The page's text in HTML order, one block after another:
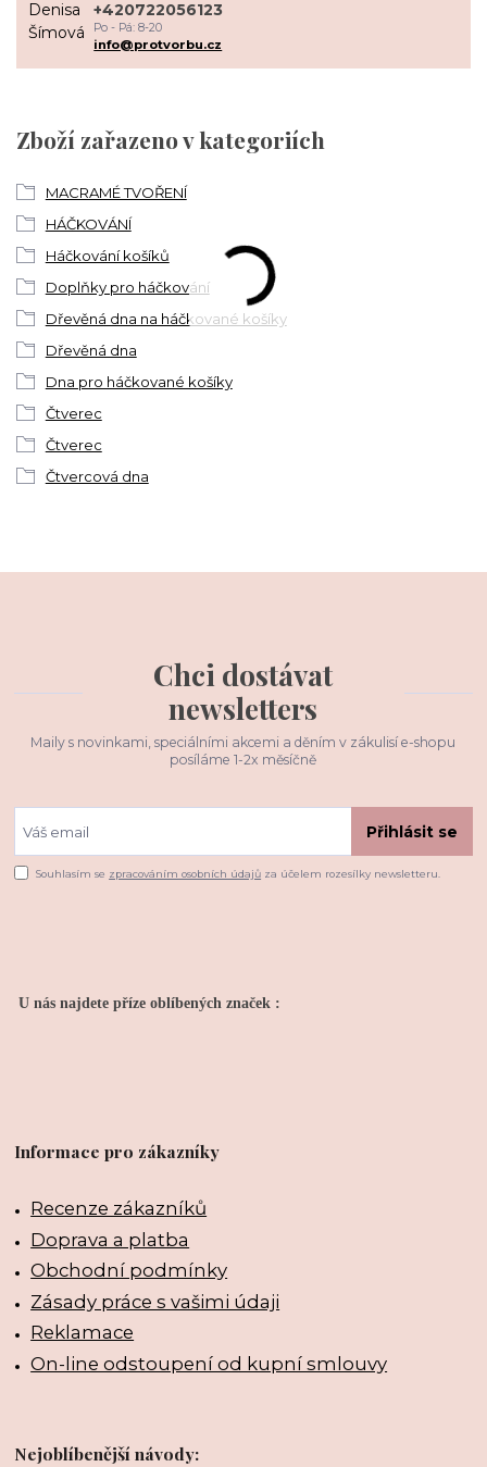
Zboží zařazeno v kategoriích
MACRAMÉ TVOŘENÍ
HÁČKOVÁNÍ
Háčkování košíků
Doplňky pro háčkování
Dřevěná dna na háčkované košíky
Dřevěná dna
Dna pro háčkované košíky
Čtverec
Čtverec
Čtvercová dna
+420722056123
Po - Pá: 8-20
info@protvorbu.cz
Chci dostávat
newsletters
Maily s novinkami, speciálními akcemi a děním v zákulisí e-shopu
posíláme 1-2x měsíčně
Přihlásit se
Souhlasím se zpracováním osobních údajů za účelem rozesílky newsletteru.
U nás najdete příze oblíbených značek :
Informace pro zákazníky
Recenze zákazníků
Doprava a platba
Obchodní podmínky
Zásady práce s vašimi údaji
Reklamace
On-line odstoupení od kupní smlouvy
Nejoblíbenější návody: